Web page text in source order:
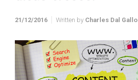
21/12/2016 Written by Charles Dal Gallo